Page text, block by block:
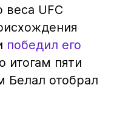
веса UFC
победил его
итогам пяти
Белал отобрал